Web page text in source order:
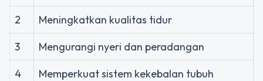
2
Meningkatkan kualitas tidur
3
Mengurangi nyeri dan peradangan
4
Memperkuat sistem kekebalan tubuh